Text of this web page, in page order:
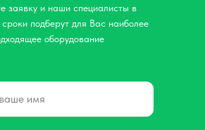
заявку и наши специалисты в
подберут для Вас наиболее
оборудование